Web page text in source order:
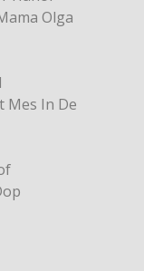
Olga
Mes In De